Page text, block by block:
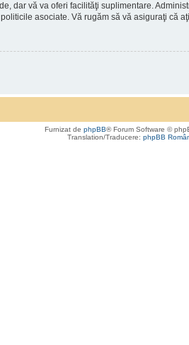
dar vă va oferi facilităţi suplimentare.
asociate. Vă rugăm să vă asiguraţi că
Furnizat de phpBB® Forum Software ©
Translation/Traducere: phpBB